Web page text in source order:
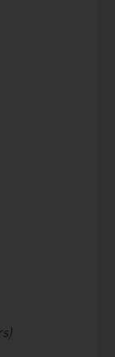
(Powered by DiscoverCars)